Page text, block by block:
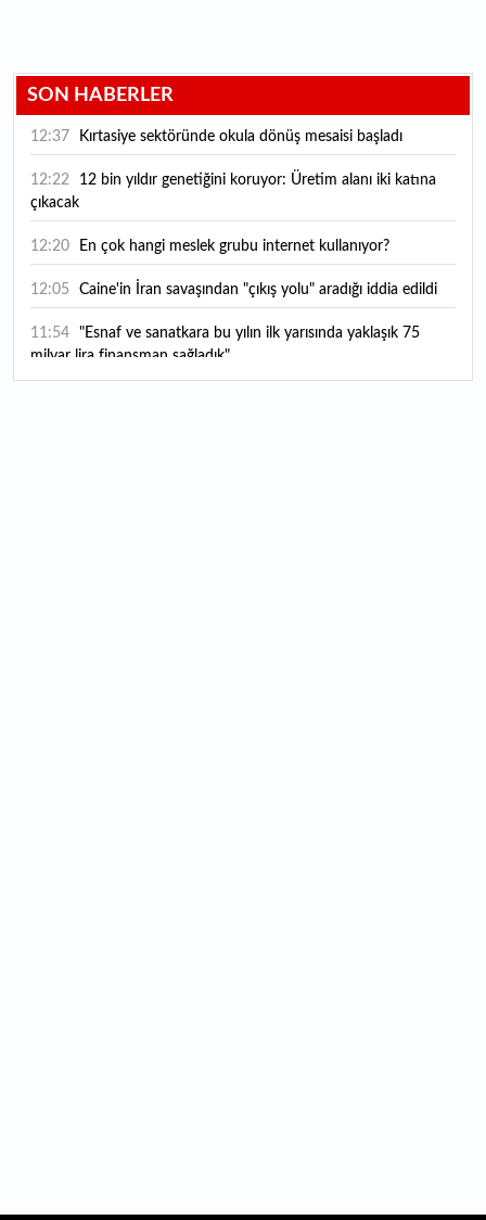
SON HABERLER
12:37 Kırtasiye sektöründe okula dönüş mesaisi başladı
12:22
çıkacak
12:20 En çok hangi meslek grubu internet kullanıyor?
12:05 Caine'in İran savaşından "çıkış yolu" aradığı iddia edildi
11:54
milyar lira finansman sağladık"